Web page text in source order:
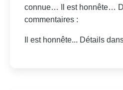
connue… Il est honnête…
commentaires :
Il est honnête... Détails